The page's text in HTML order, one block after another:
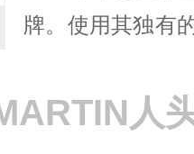
牌。使用其独有
了单式+连续的
人